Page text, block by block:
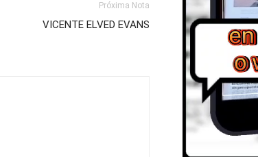
Próxima Nota
VICENTE ELVED EVANS